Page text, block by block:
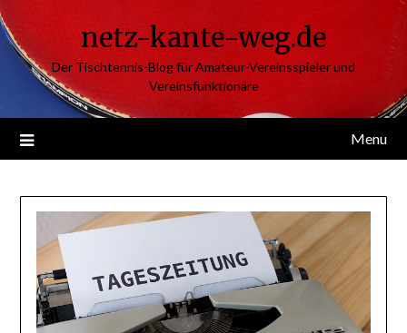
Skip
to
content
netz-kante-weg.de
Der Tischtennis-Blog für Amateur-Vereinsspieler und
Vereinsfunktionäre
Menu